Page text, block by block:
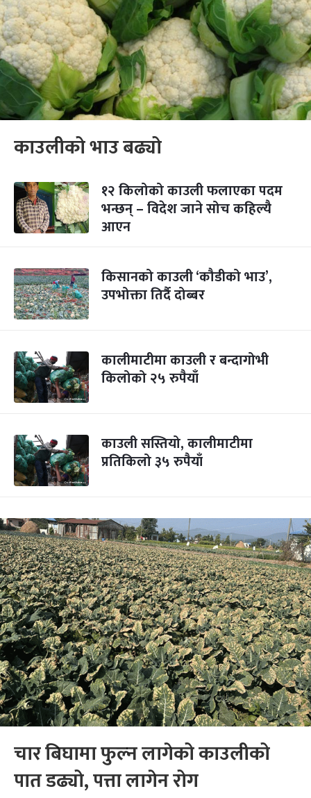
काउलीको भाउ बढ्यो
१२ किलोको काउली फलाएका पदम
भन्छन् – विदेश जाने सोच कहिल्यै
आएन
किसानको काउली ‘कौडीको भाउ’,
उपभोक्ता तिर्दै दोब्बर
कालीमाटीमा काउली र बन्दागोभी
किलोको २५ रुपैयाँ
काउली सस्तियो, कालीमाटीमा
प्रतिकिलो ३५ रुपैयाँ
चार बिघामा फुल्न लागेको काउलीको
पात डढ्यो, पत्ता लागेन रोग